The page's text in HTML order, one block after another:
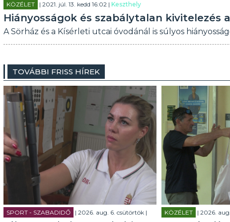
KÖZÉLET | 2021. júl. 13. kedd 16:02 | Keszthely
Hiányosságok és szabálytalan kivitelezés
A Sörház és a Kísérleti utcai óvodánál is súlyos
TOVÁBBI FRISS HÍREK
SPORT - SZABADIDŐ | 2026. aug. 6. csütörtök | KÖZÉLET | 2026.